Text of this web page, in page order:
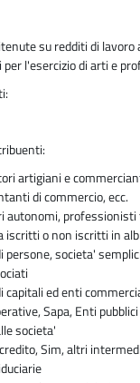
su redditi di lavoro
per l'esercizio di arti e
artigiani e
di commercio, ecc.
autonomi, professionisti
iscritti o non iscritti in
persone, societa'
capitali ed enti
Sapa, Enti
societa'
Sim, altri